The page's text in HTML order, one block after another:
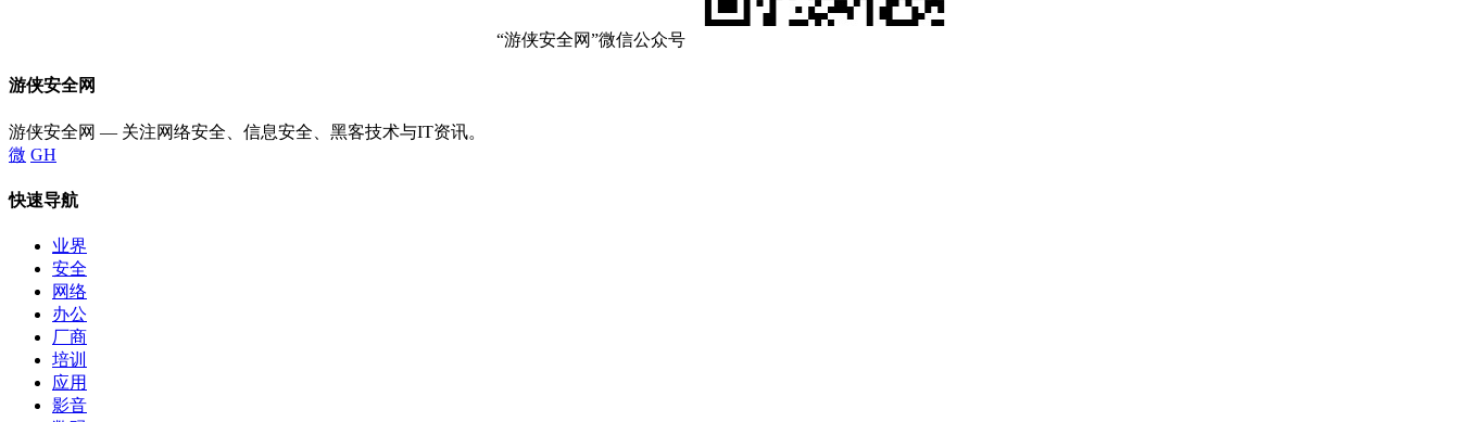
“游侠安全网”微信公众号
游侠安全网
游侠安全网 — 关注网络安全、信息安全、黑客技术与IT资讯。
微 GH
快速导航
业界
安全
网络
办公
厂商
培训
应用
影音